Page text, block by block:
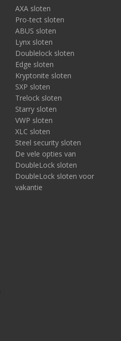
AXA sloten
Pro-tect sloten
ABUS sloten
Lynx sloten
Doublelock sloten
Edge sloten
Kryptonite sloten
SXP sloten
Trelock sloten
Starry sloten
VWP sloten
XLC sloten
Steel security sloten
De vele opties van
DoubleLock sloten
DoubleLock sloten voor
vakantie